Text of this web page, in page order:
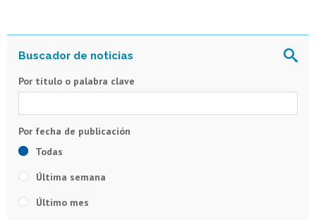
Por título o palabra clave
Todas
Última semana
Último mes